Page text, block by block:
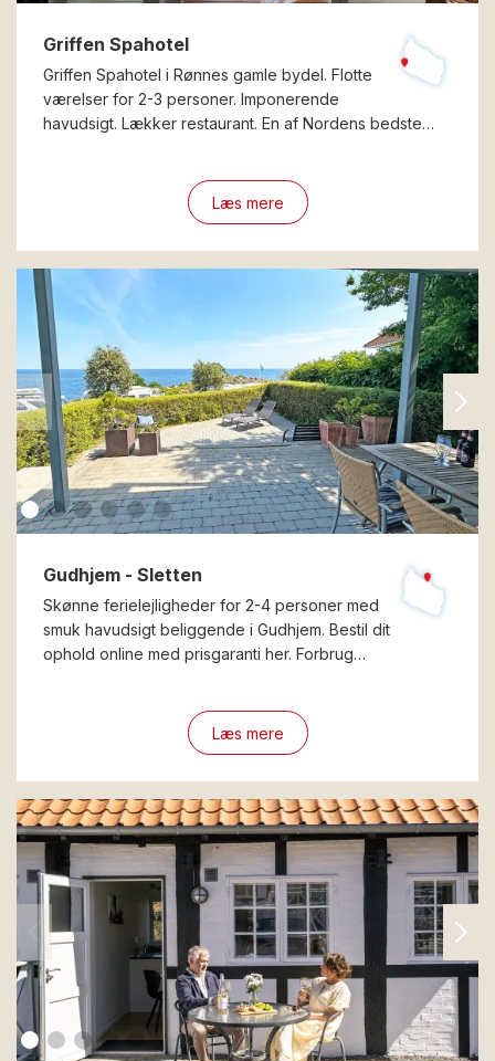
Griffen Spahotel
Griffen Spahotel i Rønnes gamle bydel. Flotte
værelser for 2-3 personer. Imponerende
havudsigt. Lækker restaurant. En af Nordens bedste…
Læs mere
Gudhjem - Sletten
Skønne ferielejligheder for 2-4 personer med
smuk havudsigt beliggende i Gudhjem. Bestil dit
ophold online med prisgaranti her. Forbrug…
Læs mere